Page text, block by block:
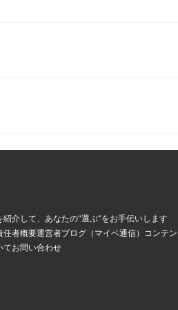
介して、あなたの“選ぶ”をお手伝いします
任者概要運営者ブログ（マイベ通信） コンテ
てお問い合わせ